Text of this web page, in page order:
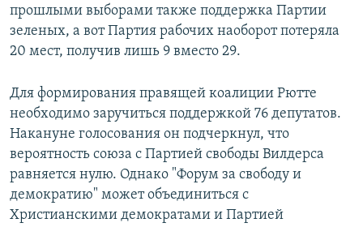
прошлыми выборами также поддержка Партии
зеленых, а вот Партия рабочих наоборот потеряла
20 мест, получив лишь 9 вместо 29.
Для формирования правящей коалиции Рютте
необходимо заручиться поддержкой 76 депутатов.
Накануне голосования он подчеркнул, что
вероятность союза с Партией свободы Вилдерса
равняется нулю. Однако "Форум за свободу и
демократию" может объединиться с
Христианскими демократами и Партией